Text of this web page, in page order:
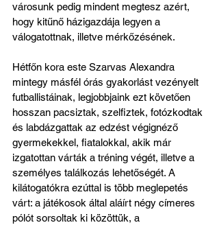
városunk pedig mindent megtesz azért,
hogy kitűnő házigazdája legyen a
válogatottnak, illetve mérkőzésének.
Hétfőn kora este Szarvas Alexandra
mintegy másfél órás gyakorlást vezényelt
futballistáinak, legjobbjaink ezt követően
hosszan pacsiztak, szelfiztek, fotózkodtak
és labdázgattak az edzést végignéző
gyermekekkel, fiatalokkal, akik már
izgatottan várták a tréning végét, illetve a
személyes találkozás lehetőségét. A
kilátogatókra ezúttal is több meglepetés
várt: a játékosok által aláírt négy címeres
pólót sorsoltak ki közöttük, a